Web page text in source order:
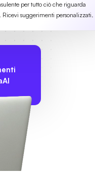
per tutto ciò che riguarda
suggerimenti personalizzati.